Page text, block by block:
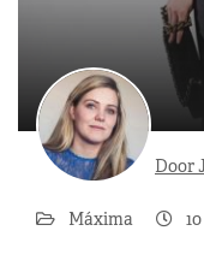
Door
Máxima